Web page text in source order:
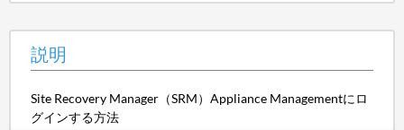
説明
Site Recovery Manager（SRM）Appliance Managementにロ
グインする方法